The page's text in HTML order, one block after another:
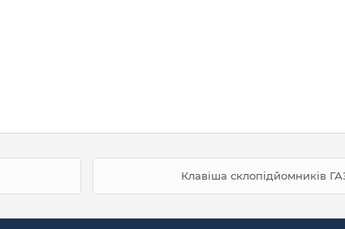
Клавіша склопідйомників